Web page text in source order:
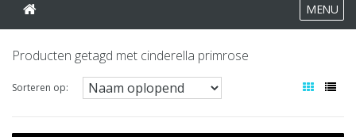
MENU
Producten getagd met cinderella primrose
Sorteren op: